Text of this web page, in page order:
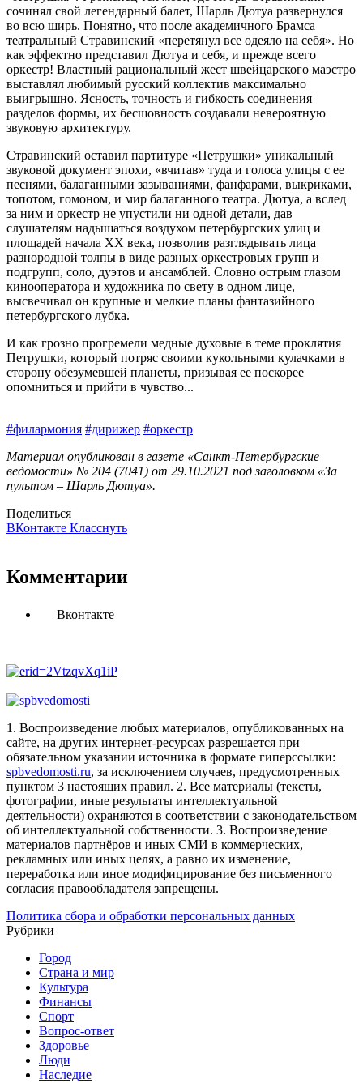
сочинял свой легендарный балет, Шарль Дютуа развернулся
во всю ширь. Понятно, что после академичного Брамса
театральный Стравинский «перетянул все одеяло на себя». Но
как эффектно представил Дютуа и себя, и прежде всего
оркестр! Властный рациональный жест швейцарского маэстро
выставлял любимый русский коллектив максимально
выигрышно. Ясность, точность и гибкость соединения
разделов формы, их бесшовность создавали невероятную
звуковую архитектуру.
Стравинский оставил партитуре «Петрушки» уникальный
звуковой документ эпохи, «вчитав» туда и голоса улицы с ее
песнями, балаганными зазываниями, фанфарами, выкриками,
топотом, гомоном, и мир балаганного театра. Дютуа, а вслед
за ним и оркестр не упустили ни одной детали, дав
слушателям надышаться воздухом петербургских улиц и
площадей начала ХХ века, позволив разглядывать лица
разнородной толпы в виде разных оркестровых групп и
подгрупп, соло, дуэтов и ансамблей. Словно острым глазом
кинооператора и художника по свету в одном лице,
высвечивал он крупные и мелкие планы фантазийного
петербургского лубка.
И как грозно прогремели медные духовые в теме проклятия
Петрушки, который потряс своими кукольными кулачками в
сторону обезумевшей планеты, призывая ее поскорее
опомниться и прийти в чувство...
#филармония #дирижер #оркестр
Материал опубликован в газете «Санкт-Петербургские
ведомости» № 204 (7041) от 29.10.2021 под заголовком «За
пультом – Шарль Дютуа».
Поделиться
ВКонтакте Класснуть
Комментарии
Вконтакте
1. Воспроизведение любых материалов, опубликованных на
сайте, на других интернет-ресурсах разрешается при
обязательном указании источника в формате гиперссылки:
spbvedomosti.ru, за исключением случаев, предусмотренных
пунктом 3 настоящих правил. 2. Все материалы (тексты,
фотографии, иные результаты интеллектуальной
деятельности) охраняются в соответствии с законодательством
об интеллектуальной собственности. 3. Воспроизведение
материалов партнёров и иных СМИ в коммерческих,
рекламных или иных целях, а равно их изменение,
переработка или иное модифицирование без письменного
согласия правообладателя запрещены.
Политика сбора и обработки персональных данных
Рубрики
Город
Страна и мир
Культура
Финансы
Спорт
Вопрос-ответ
Здоровье
Люди
Наследие